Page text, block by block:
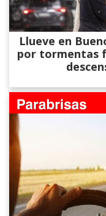
Llueve en
por tormentas